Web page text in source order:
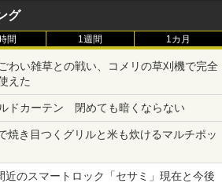
グ
間 1週間 1カ月
わい雑草との戦い、コメリの草刈機で完全
えた
ドカーテン 閉めても暗くならない
焼き目つくグリルと米も炊けるマルチポッ
近のスマートロック「セサミ」現在と今後